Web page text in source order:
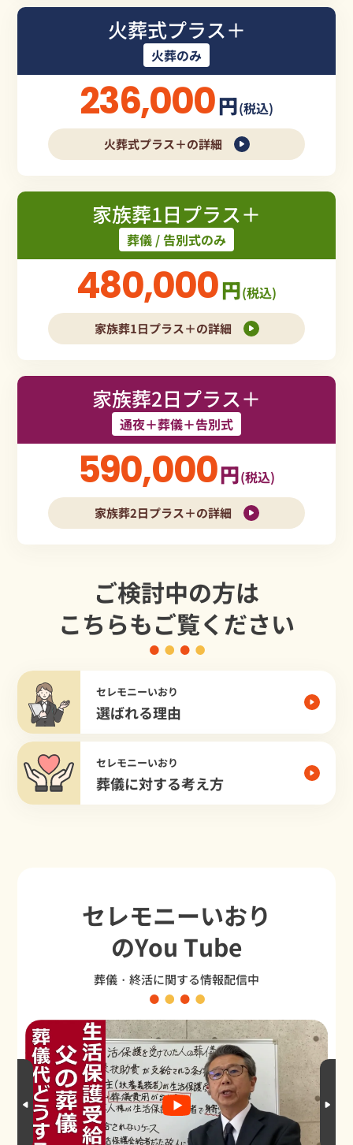
火葬式プラス＋
火葬のみ
236,000円(税込)
火葬式プラス＋の詳細
家族葬1日プラス＋
葬儀 / 告別式のみ
480,000円(税込)
家族葬1日プラス＋の詳細
家族葬2日プラス＋
通夜＋葬儀＋告別式
590,000円(税込)
家族葬2日プラス＋の詳細
ご検討中の方は
こちらもご覧ください
セレモニーいおり
選ばれる理由
セレモニーいおり
葬儀に対する考え方
セレモニーいおり
のYou Tube
葬儀・終活に関する情報配信中